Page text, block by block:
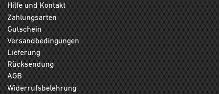
Hilfe und Kontakt
Zahlungsarten
Gutschein
Versandbedingungen
Lieferung
Rücksendung
AGB
Widerrufsbelehrung